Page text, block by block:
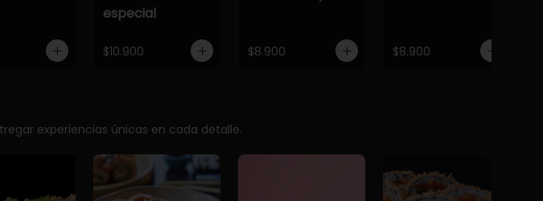
especial
$10.900 $8.900 $8.900
experiencias únicas en cada detalle.